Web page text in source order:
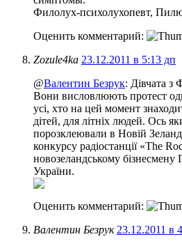
Филолух-психолухопевт,
Оценить комментарий:
Zozule4ka 23.12.2011 в 5:13 дп
@Валентин Безрук: Дівчата з
Вони висловлюють протест
усі, хто на цей момент
дітей, для літніх людей. Ось
порозклеювали в Новій
конкурсу радіостанції «The
новозеландському
України.
Оценить комментарий:
Валентин Безрук 23.12.2011 в